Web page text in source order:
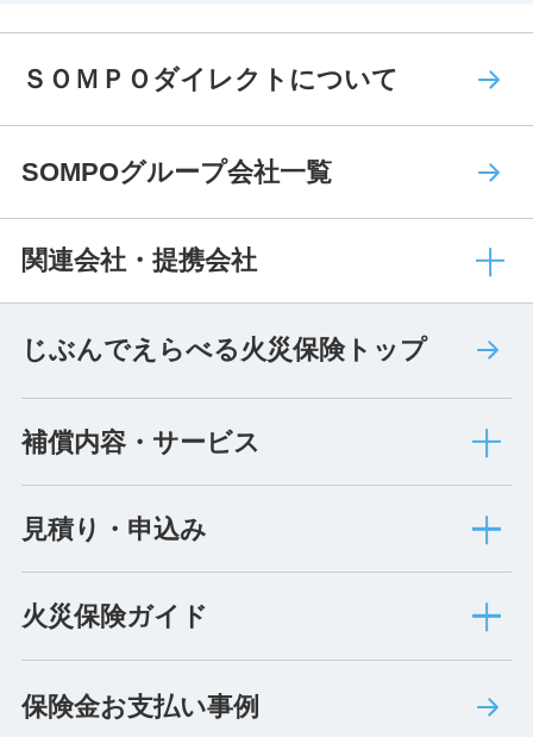
ＳＯＭＰＯダイレクトについて
SOMPOグループ会社一覧
関連会社・提携会社
じぶんでえらべる火災保険トップ
補償内容・サービス
見積り・申込み
火災保険ガイド
保険金お支払い事例